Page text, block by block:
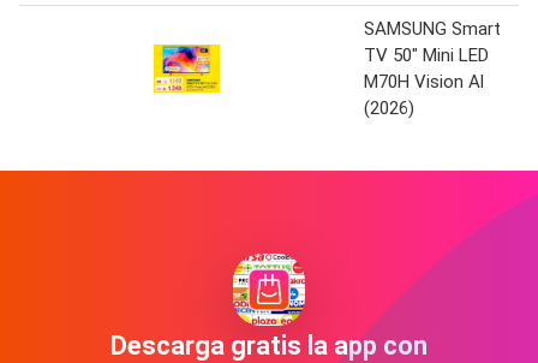
SAMSUNG Smart
TV 50" Mini LED
M70H Vision Al
(2026)
Descarga gratis la app con